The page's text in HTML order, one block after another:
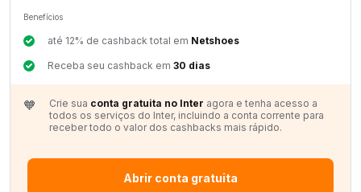
Todas as informações sobre as regras e condições
Mostrar Termos e Condições
Benefícios
até 12% de cashback total em Netshoes
Receba seu cashback em 30 dias
🧡 Crie sua conta gratuita no Inter agora e tenha acesso a
todos os serviços do Inter, incluindo a conta corrente para
receber todo o valor dos cashbacks mais rápido.
Abrir conta gratuita